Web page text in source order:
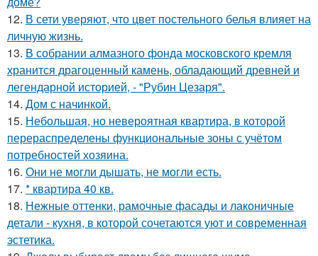
12. В сети уверяют, что цвет постельного белья влияет на
личную жизнь.
13. В собрании алмазного фонда московского кремля
хранится драгоценный камень, обладающий древней и
легендарной историей, - "Рубин Цезаря".
14. Дом с начинкой.
15. Небольшая, но невероятная квартира, в которой
перераспределены функциональные зоны с учётом
потребностей хозяина.
16. Они не могли дышать, не могли есть.
17. * квартира 40 кв.
18. Нежные оттенки, рамочные фасады и лаконичные
детали - кухня, в которой сочетаются уют и современная
эстетика.